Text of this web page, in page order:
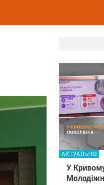
У
АКТУАЛЬНО